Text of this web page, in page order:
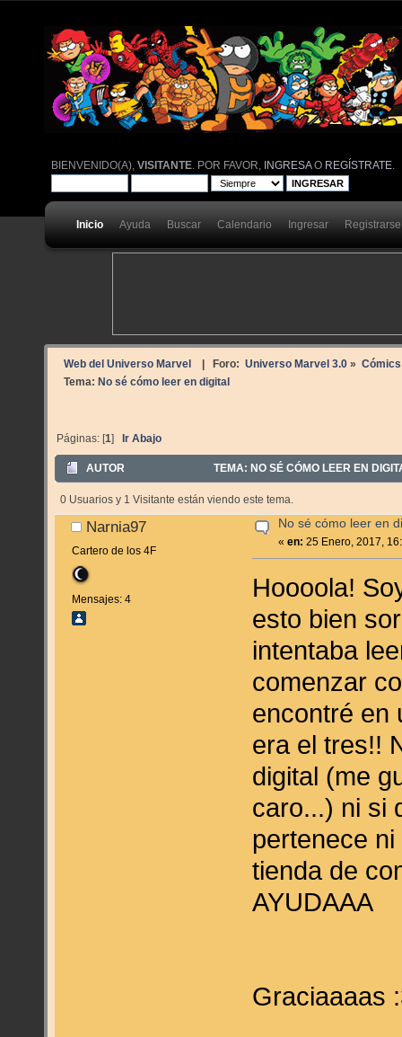
BIENVENIDO(A),VISITANTE . POR FAVOR, INGRESAO REGÍSTRATE
Inicio Ayuda Buscar Calendario Ingresar Registrarse
Web del Universo Marvel | Foro: Universo Marvel 3.0» Cómics
Tema: No sé cómo leer en digital
Páginas: [1]Ir Abajo
AUTOR TEMA: NO SÉ CÓMO LEER EN
0 Usuarios y 1 Visitante están viendo este tema.
Narnia97
Cartero de los 4F
Mensajes: 4
No sé cómo leer en
«en: 25 Enero, 2017,
Hoooola!
esto bien
intentaba
comenzar
encontré en
era el tres!!
digital (me
caro...) ni si
pertenece
tienda de
AYUDAAA
Graciaaaas